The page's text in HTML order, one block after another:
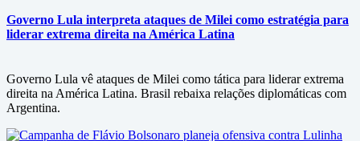
Governo Lula interpreta ataques de Milei como estratégia para
liderar extrema direita na América Latina
Governo Lula vê ataques de Milei como tática para liderar extrema
direita na América Latina. Brasil rebaixa relações diplomáticas com
Argentina.